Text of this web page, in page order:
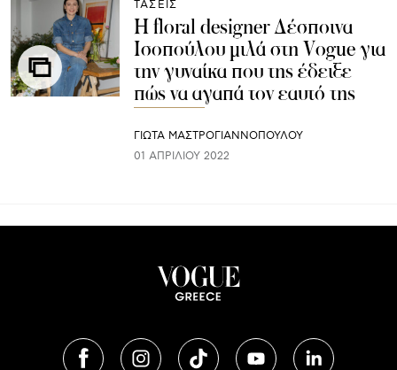
ΤΑΣΕΙΣ
H floral designer Δέσποινα
Ισοπούλου μιλά στη Vogue για
την γυναίκα που της έδειξε
πώς να αγαπά τον εαυτό της
ΓΙΩΤΑ ΜΑΣΤΡΟΓΙΑΝΝΟΠΟΥΛΟΥ
01 ΑΠΡΙΛΊΟΥ 2022